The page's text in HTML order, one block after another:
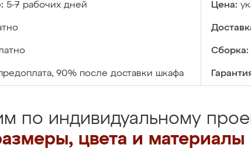
5-7 рабочих дней Цена:
Сборка:
90% после доставки шкафа
по индивидуальному
цвета и материалы